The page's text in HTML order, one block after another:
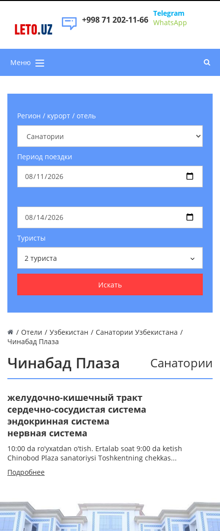
LETO.UZ
+998 71 202-11-66
Telegram
WhatsApp
Меню
Регион / курорт / отель
Период поездки
Туристы
2 туриста
Искать
/ Отели / Узбекистан / Санатории Узбекистана /
Чинабад Плаза
Чинабад Плаза Санатории
желудочно-кишечный тракт
сердечно-сосудистая система
эндокринная система
нервная система
10:00 da ro'yxatdan o'tish. Ertalab soat 9:00 da ketish
Chinobod Plaza sanatoriysi Toshkentning chekkas...
Подробнее